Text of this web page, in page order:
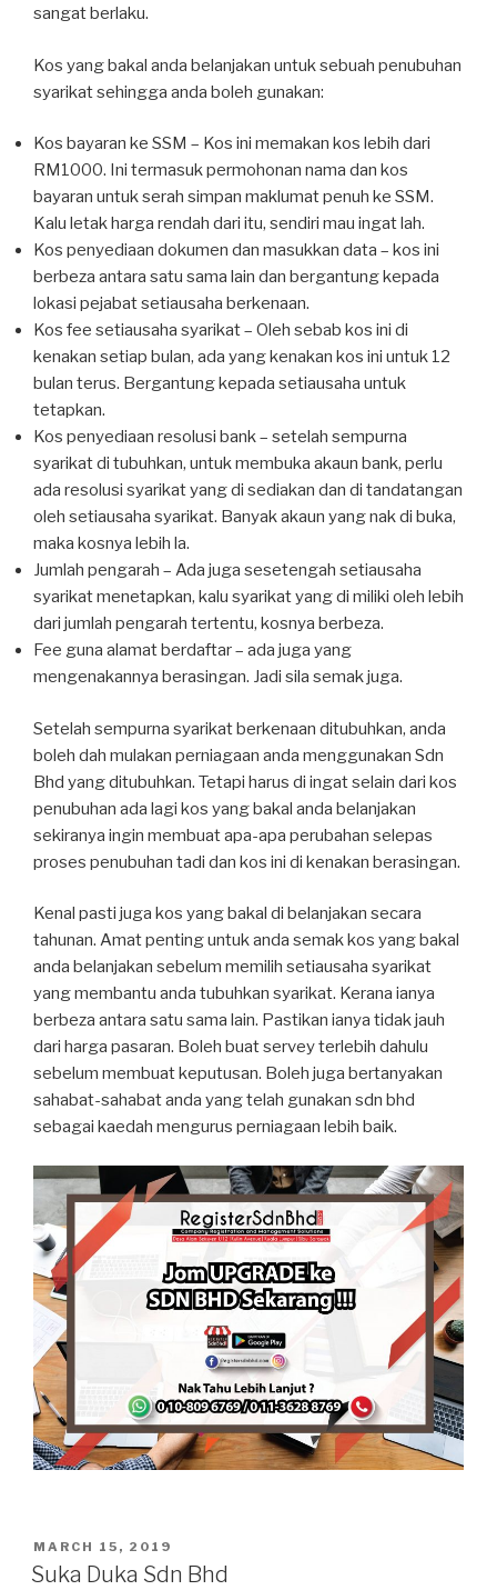
sangat berlaku.
Kos yang bakal anda belanjakan untuk sebuah penubuhan
syarikat sehingga anda boleh gunakan:
Kos bayaran ke SSM – Kos ini memakan kos lebih dari
RM1000. Ini termasuk permohonan nama dan kos
bayaran untuk serah simpan maklumat penuh ke SSM.
Kalu letak harga rendah dari itu, sendiri mau ingat lah.
Kos penyediaan dokumen dan masukkan data – kos ini
berbeza antara satu sama lain dan bergantung kepada
lokasi pejabat setiausaha berkenaan.
Kos fee setiausaha syarikat – Oleh sebab kos ini di
kenakan setiap bulan, ada yang kenakan kos ini untuk 12
bulan terus. Bergantung kepada setiausaha untuk
tetapkan.
Kos penyediaan resolusi bank – setelah sempurna
syarikat di tubuhkan, untuk membuka akaun bank, perlu
ada resolusi syarikat yang di sediakan dan di tandatangan
oleh setiausaha syarikat. Banyak akaun yang nak di buka,
maka kosnya lebih la.
Jumlah pengarah – Ada juga sesetengah setiausaha
syarikat menetapkan, kalu syarikat yang di miliki oleh lebih
dari jumlah pengarah tertentu, kosnya berbeza.
Fee guna alamat berdaftar – ada juga yang
mengenakannya berasingan. Jadi sila semak juga.
Setelah sempurna syarikat berkenaan ditubuhkan, anda
boleh dah mulakan perniagaan anda menggunakan Sdn
Bhd yang ditubuhkan. Tetapi harus di ingat selain dari kos
penubuhan ada lagi kos yang bakal anda belanjakan
sekiranya ingin membuat apa-apa perubahan selepas
proses penubuhan tadi dan kos ini di kenakan berasingan.
Kenal pasti juga kos yang bakal di belanjakan secara
tahunan. Amat penting untuk anda semak kos yang bakal
anda belanjakan sebelum memilih setiausaha syarikat
yang membantu anda tubuhkan syarikat. Kerana ianya
berbeza antara satu sama lain. Pastikan ianya tidak jauh
dari harga pasaran. Boleh buat servey terlebih dahulu
sebelum membuat keputusan. Boleh juga bertanyakan
sahabat-sahabat anda yang telah gunakan sdn bhd
sebagai kaedah mengurus perniagaan lebih baik.
POSTED
ON
MARCH 15, 2019
Suka Duka Sdn Bhd